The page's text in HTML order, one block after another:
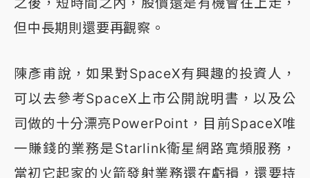
但中長期則還要再觀察。
陳彥甫說，如果對SpaceX有興趣的投資人，
可以去參考SpaceX上市公開說明書，以及公
司做的十分漂亮PowerPoint，目前SpaceX唯
一賺錢的業務是Starlink衛星網路寬頻服務，
當初它起家的火箭發射業務還在虧損，還要持